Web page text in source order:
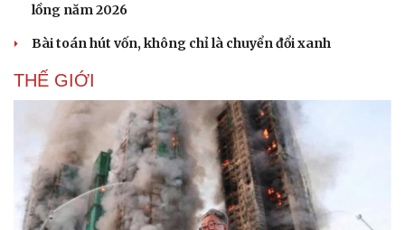
lồng năm 2026
Bài toán hút vốn, không chỉ là chuyển đổi xanh
THẾ GIỚI